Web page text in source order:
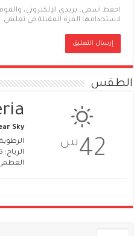
احفظ اسمي، بريدي الإلكتروني،
لاستخدامها المرة المقبلة في تعليقي.
الطقس
42س
Sky
الرطوبة:
الرياح: 5كيلومتر/ساعة ج.ش
العظمى 42 • الصغرى